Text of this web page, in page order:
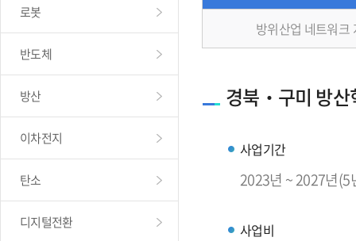
로봇
반도체
방산
이차전지
탄소
디지털전환
방위산업 네트워크
경북‧구미 방산
사업기간
2023년 ~ 2027년(5
사업비